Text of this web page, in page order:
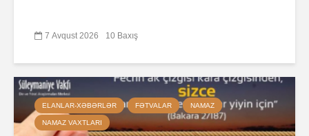
7 Avqust 2026 10 Baxış
ELANLAR-XƏBƏRLƏR FƏTVALAR NAMAZ
NAMAZ VAXTLARI